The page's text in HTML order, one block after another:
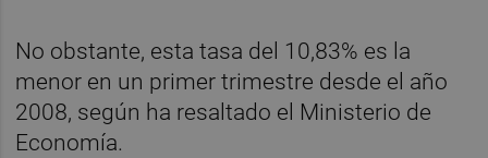
No obstante, esta tasa del 10,83% es la
menor en un primer trimestre desde el año
2008, según ha resaltado el Ministerio de
Economía.